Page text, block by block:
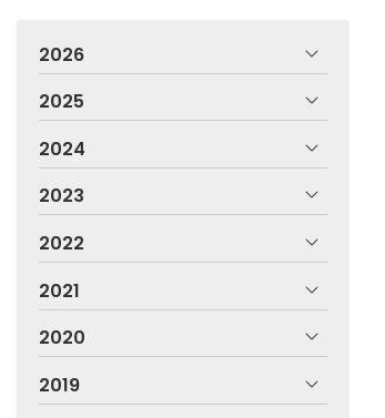
2026
2025
2024
2023
2022
2021
2020
2019